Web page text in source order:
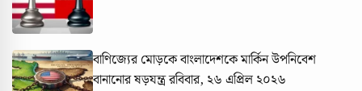
বাণিজ্যের মোড়কে বাংলাদেশকে মার্কিন উপনিবেশ
বানানোর ষড়যন্ত্ররবিবার, ২৬ এপ্রিল ২০২৬